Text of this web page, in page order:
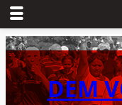
Zum
Inhalt
springenDEM